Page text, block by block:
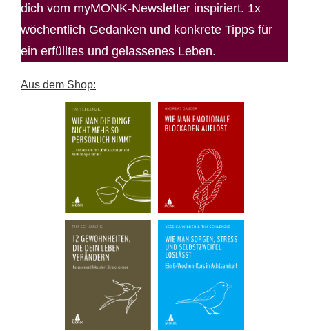
dich vom myMONK-Newsletter inspiriert. 1x
wöchentlich Gedanken und konkrete Tipps für
ein erfülltes und gelassenes Leben.
Aus dem Shop: